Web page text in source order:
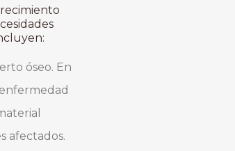
óseo. En
afectados.